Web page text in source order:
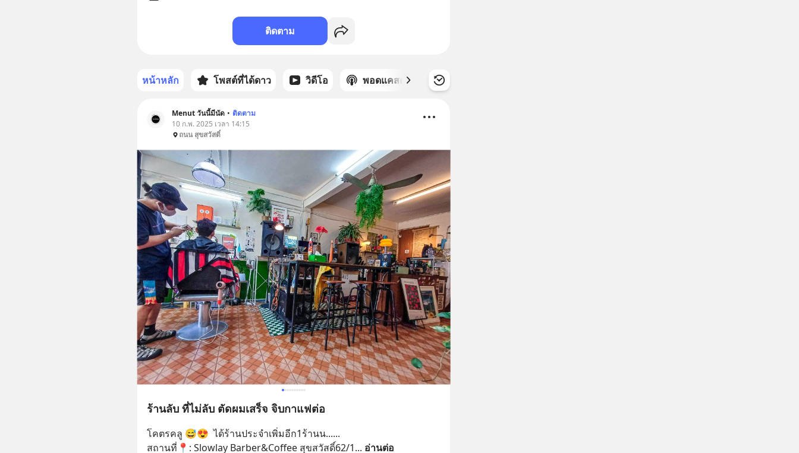
ติดตาม
หน้าหลัก โพสต์ที่ได้ดาว วิดีโอ พอดแคสต์ ซีรีส์
Menut วันนี้มีนัด • ติดตาม
10 ก.พ. 2025 เวลา 14:15
ถนน สุขสวัสดิ์
ร้านลับ ที่ไม่ลับ ตัดผมเสร็จ จิบกาแฟต่อ
โคตรคลู 😅😍  ได้ร้านประจำเพิ่มอีก1ร้านน......
สถานที่📍: Slowlay Barber&Coffee สุขสวัสดิ์62/1... อ่านต่อ